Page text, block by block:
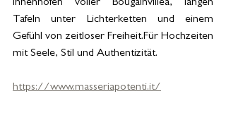
Innenhöfen voller Bougainvillea, langen
Tafeln unter Lichterketten und einem
Gefühl von zeitloser Freiheit.Für Hochzeiten
mit Seele, Stil und Authentizität.
https://www.masseriapotenti.it/